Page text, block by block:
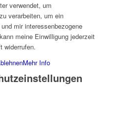
verwendet, um
verarbeiten, um ein
mir interessenbezogene
meine Einwilligung jederzeit
widerrufen.
Mehr Info